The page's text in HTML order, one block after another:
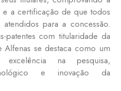
a certificação de que todos
para a concessão.
patentes com titularidade da
Alfenas se destaca como um
na pesquisa,
e inovação da